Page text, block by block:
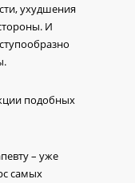
ухудшения
И
подобных
– уже
самых